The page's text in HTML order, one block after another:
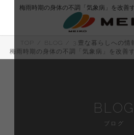
ス
ン
梅雨時期の身体の不調「気象病」を改
TOP BLOG
3.豊な暮らしへの情
梅雨時期の身体の不調「気象病」を改善
BLOG
ブログ